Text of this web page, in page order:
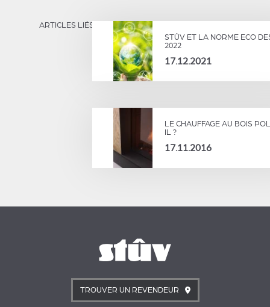
ARTICLES LIÉS
STÛV ET LA NORME ECO
2022
17.12.2021
LE CHAUFFAGE AU BOIS
IL ?
17.11.2016
TROUVER UN REVENDEUR